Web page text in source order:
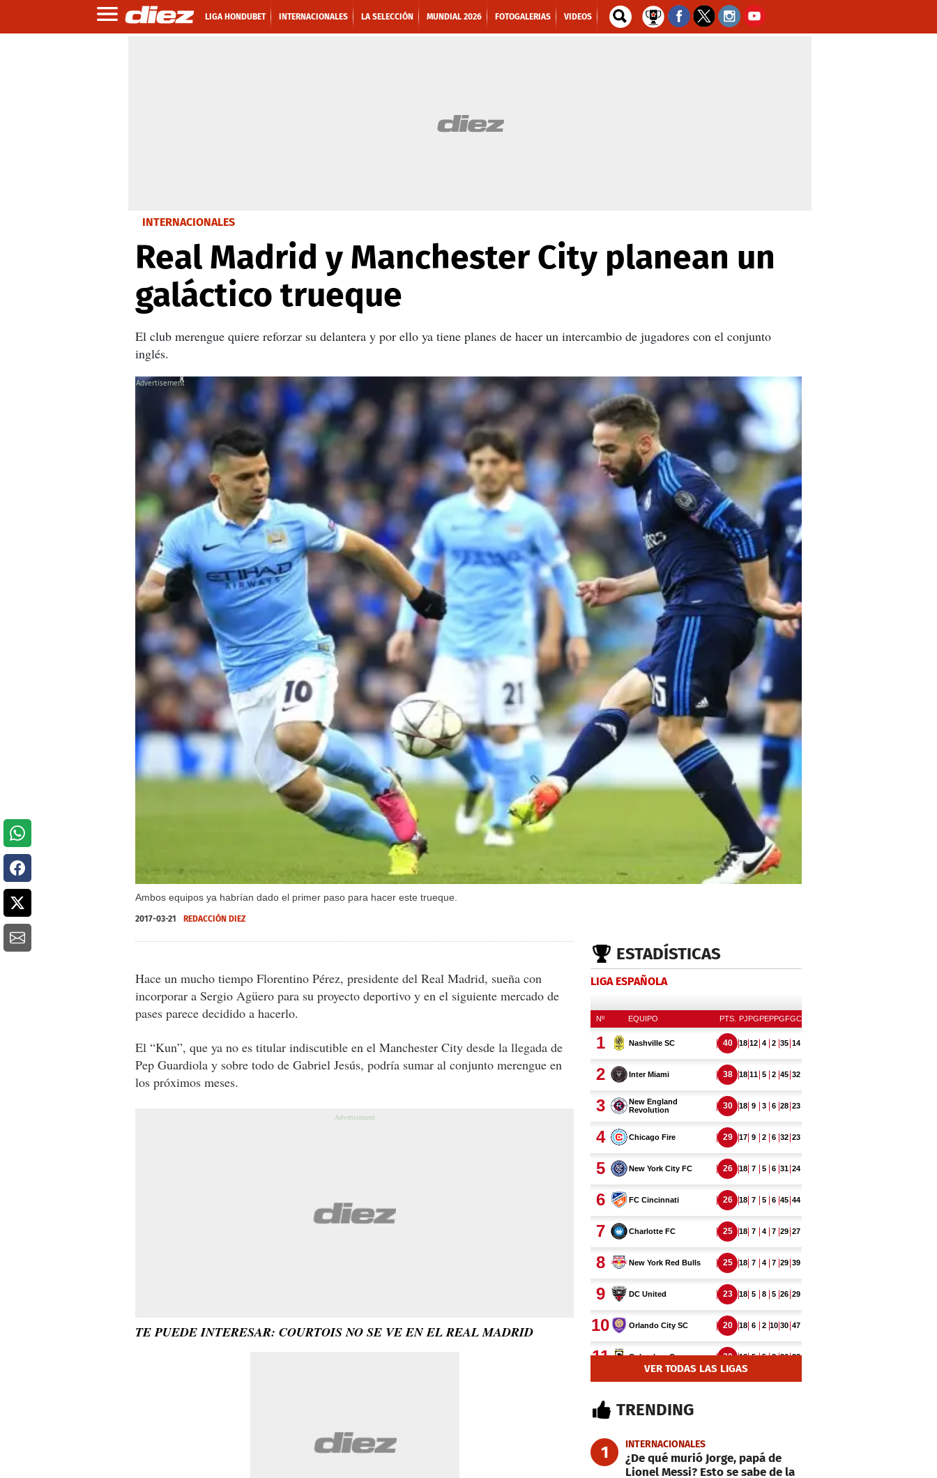
LIGA HONDUBET INTERNACIONALES LA SELECCIÓN MUNDIAL 2026 FOTOGALERIAS VIDEOS
INTERNACIONALES
Real Madrid y Manchester City planean un
galáctico trueque
El club merengue quiere reforzar su delantera y por ello ya tiene planes de hacer un intercambio de jugadores con el conjunto
inglés.
Ambos equipos ya habrían dado el primer paso para hacer este trueque.
X
2017-03-21 REDACCIÓN DIEZ
Hace un mucho tiempo Florentino Pérez, presidente del Real Madrid, sueña con
incorporar a Sergio Agüero para su proyecto deportivo y en el siguiente mercado de
pases parece decidido a hacerlo.
El “Kun”, que ya no es titular indiscutible en el Manchester City desde la llegada de
Pep Guardiola y sobre todo de Gabriel Jesús, podría sumar al conjunto merengue en
los próximos meses.
TE PUEDE INTERESAR: COURTOIS NO SE VE EN EL REAL MADRID
ESTADÍSTICAS
LIGA ESPAÑOLA
VER TODAS LAS LIGAS
TRENDING
1 INTERNACIONALES
¿De qué murió Jorge, papá de
Lionel Messi? Esto se sabe de la